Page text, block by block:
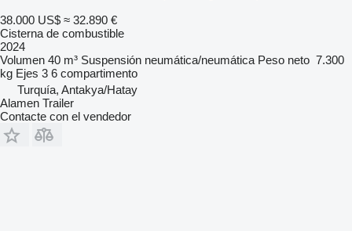
38.000 US$ ≈ 32.890 €
Cisterna de combustible
2024
Volumen 40 m³ Suspensión neumática/neumática Peso neto 7.300
kg Ejes 3 6 compartimento
Turquía, Antakya/Hatay
Alamen Trailer
Contacte con el vendedor